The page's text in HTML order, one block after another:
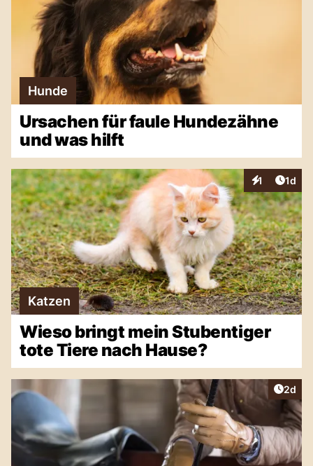
Hunde
Ursachen für faule Hundezähne
und was hilft
1
Interaktionen
1d
Katzen
Wieso bringt mein Stubentiger
tote Tiere nach Hause?
2d